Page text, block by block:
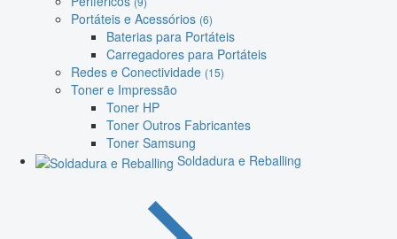
Portáteis e Acessórios (6)
Baterias para Portáteis
Carregadores para Portáteis
Redes e Conectividade (15)
Toner e Impressão
Toner HP
Toner Outros Fabricantes
Toner Samsung
Soldadura e Reballing